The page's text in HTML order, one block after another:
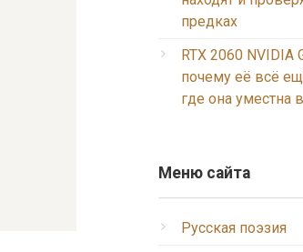
предках
RTX 2060 NVIDIA
почему её всё
где она уместна
Меню сайта
Русская поэзия